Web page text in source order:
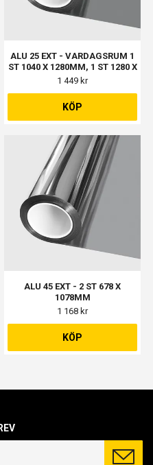
ALU 25 EXT - VARDAGSRUM 1
ST 1040 X 1280MM, 1 ST 1280 X
1280MM
1 449 kr
KÖP
ALU 45 EXT - 2 ST 678 X
1078MM
1 168 kr
KÖP